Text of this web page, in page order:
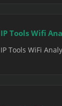
IP Tools Wifi
IP Tools WiFi